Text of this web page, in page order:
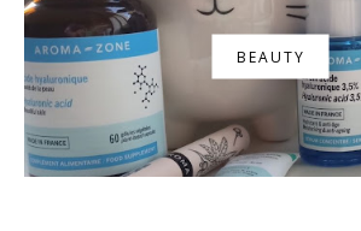
BEAUTY